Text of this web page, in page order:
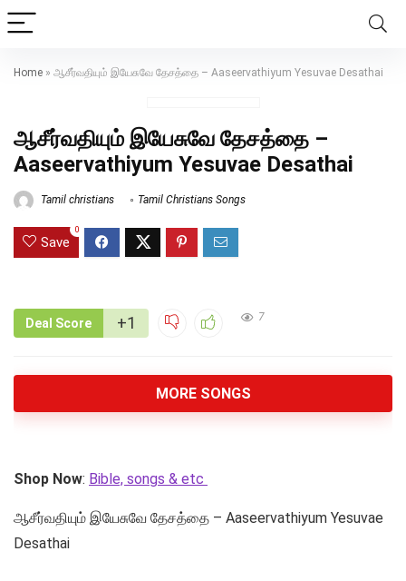
Home » ஆசீர்வதியும் இயேசுவே தேசத்தை – Aaseervathiyum Yesuvae Desathai
ஆசீர்வதியும் இயேசுவே தேசத்தை –
Aaseervathiyum Yesuvae Desathai
Tamil christians Tamil Christians Songs
Save
0
Deal Score +1 7
MORE SONGS
Shop Now: Bible, songs & etc
ஆசீர்வதியும் இயேசுவே தேசத்தை – Aaseervathiyum Yesuvae
Desathai